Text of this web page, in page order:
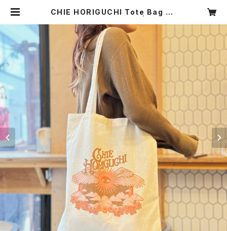
CHIE HORIGUCHI Tote Bag de
ORIGUCHI Web shop